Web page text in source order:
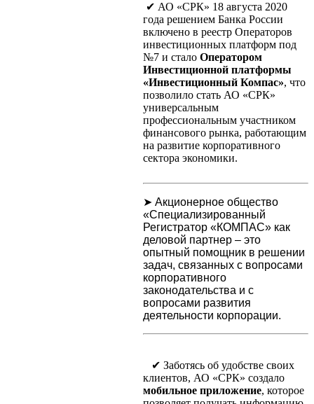
✔ АО «СРК» 18 августа 2020
года решением Банка России
включено в реестр Операторов
инвестиционных платформ под
№7 и стало Оператором
Инвестиционной платформы
«Инвестиционный Компас», что
позволило стать АО «СРК»
универсальным
профессиональным участником
финансового рынка, работающим
на развитие корпоративного
сектора экономики.
➤ Акционерное общество
«Специализированный
Регистратор «КОМПАС» как
деловой партнер – это
опытный помощник в решении
задач, связанных с вопросами
корпоративного
законодательства и с
вопросами развития
деятельности корпорации.
✔ Заботясь об удобстве своих
клиентов, АО «СРК» создало
мобильное приложение, которое